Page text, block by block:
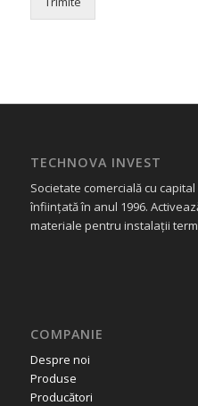
TECHNOVA INVEST
Societate comercială cu
înființată în anul 1996.
materiale pentru instalații
COMPANIE
Despre noi
Produse
Producători